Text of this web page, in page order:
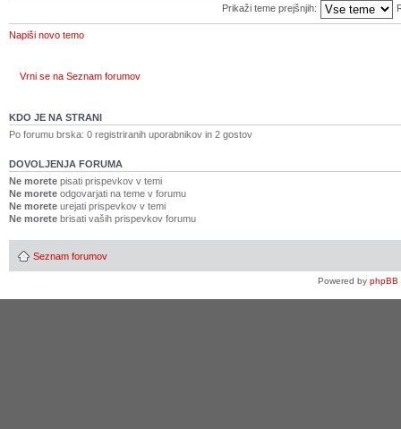
Prikaži teme prejšnjih:
Napiši novo temo
Vrni se na Seznam forumov
KDO JE NA STRANI
Po forumu brska: 0 registriranih uporabnikov in 2 gostov
DOVOLJENJA FORUMA
Ne morete pisati prispevkov v temi
Ne morete odgovarjati na teme v forumu
Ne morete urejati prispevkov v temi
Ne morete brisati vaših prispevkov forumu
Seznam forumov
Powered byphpBB